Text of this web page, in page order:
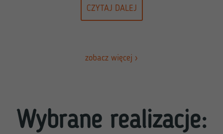
CZYTAJ DALEJ
zobacz więcej
Wybrane realizacje: